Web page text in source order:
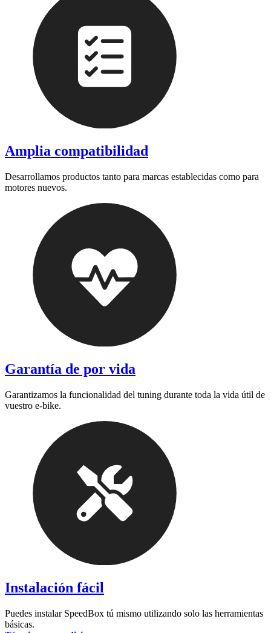
Amplia compatibilidad
Desarrollamos productos tanto para marcas establecidas como para
motores nuevos.
Garantía de por vida
Garantizamos la funcionalidad del tuning durante toda la vida útil de
vuestro e-bike.
Instalación fácil
Puedes instalar SpeedBox tú mismo utilizando solo las herramientas
básicas.